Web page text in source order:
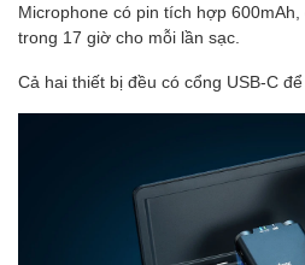
Microphone có pin tích hợp
trong 17 giờ cho mỗi lần sạc.
Cả hai thiết bị đều có cổng USB-C